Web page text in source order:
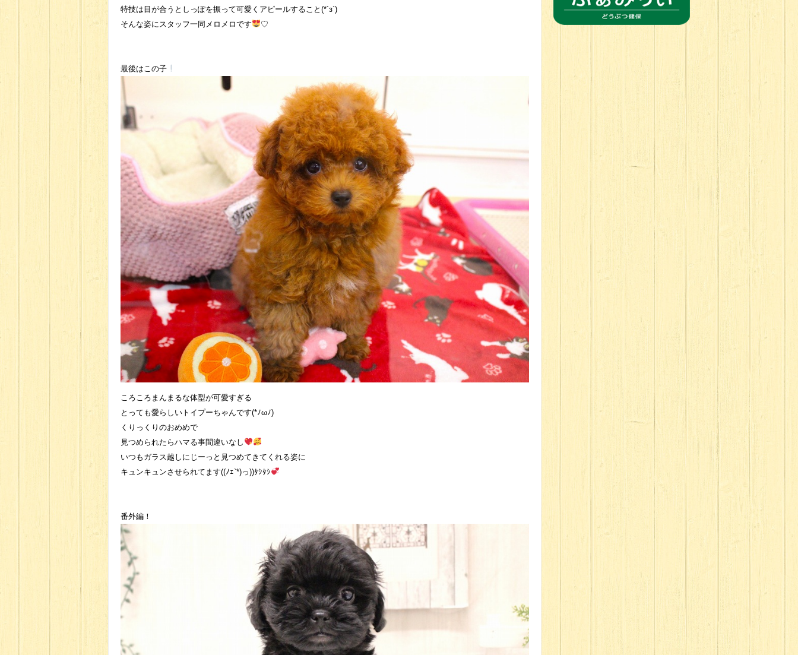
特技は目が合うとしっぽを振って可愛くアピールすること(*´з`)
そんな姿にスタッフ一同メロメロです
♡
最後はこの子
ころころまんまるな体型が可愛すぎる
とっても愛らしいトイプーちゃんです(*ﾉωﾉ)
くりっくりのおめめで
見つめられたらハマる事間違いなし
いつもガラス越しにじーっと見つめてきてくれる姿に
キュンキュンさせられてます((ﾉｪ`*)っ))ﾀｼﾀｼ
番外編！